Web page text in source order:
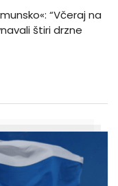
“Včeraj na
štiri drzne